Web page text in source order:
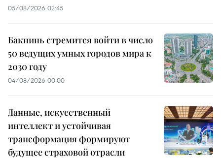
05/08/2026 02:45
Бакнинь стремится войти в число
50 ведущих умных городов мира к
2030 году
04/08/2026 00:00
Данные, искусственный
интеллект и устойчивая
трансформация формируют
будущее страховой отрасли